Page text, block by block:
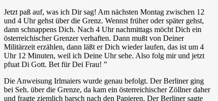
Jetzt paß auf, was ich Dir sag! Am nächsten Montag zwischen 12
und 4 Uhr gehst über die Grenz. Wennst früher oder später gehst,
dann schnappens Dich. Nach 4 Uhr nachmittags möcht Dich ein
österreichischer Grenzer verhaften. Dann mußt von Deiner
Militärzeit erzählen, dann läßt er Dich wieder laufen, das ist um 4
Uhr 12 Minuten, weil ich Deine Uhr sehe. Also folg mir und jetzt
pfuat Di Gott. Bet für Dei Frau! ”
Die Anweisung Irlmaiers wurde genau befolgt. Der Berliner ging
bei Seh. über die Grenze, da kam ein österreichischer Zöllner daher
und fragte ziemlich barsch nach den Papieren. Der Berliner sagte